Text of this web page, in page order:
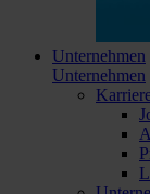
Unternehmen
Unternehmen